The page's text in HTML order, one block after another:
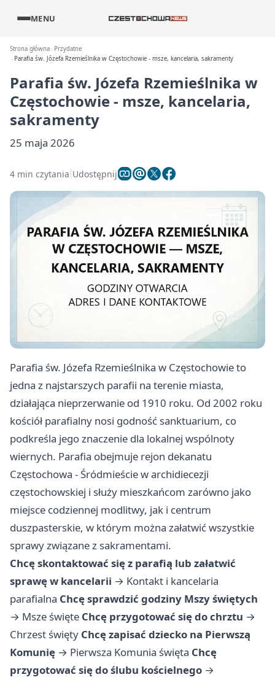
MENU
Strona główna
Przydatne
Parafia św. Józefa Rzemieślnika w Częstochowie - msze, kancelaria, sakramenty
Parafia św. Józefa Rzemieślnika w
Częstochowie - msze, kancelaria,
sakramenty
25 maja 2026
4 min czytania Udostępnij
Parafia św. Józefa Rzemieślnika w Częstochowie to
jedna z najstarszych parafii na terenie miasta,
działająca nieprzerwanie od 1910 roku. Od 2002 roku
kościół parafialny nosi godność sanktuarium, co
podkreśla jego znaczenie dla lokalnej wspólnoty
wiernych. Parafia obejmuje rejon dekanatu
Częstochowa - Śródmieście w archidiecezji
częstochowskiej i służy mieszkańcom zarówno jako
miejsce codziennej modlitwy, jak i centrum
duszpasterskie, w którym można załatwić wszystkie
sprawy związane z sakramentami.
Chcę skontaktować się z parafią lub załatwić
sprawę w kancelarii → Kontakt i kancelaria
parafialna Chcę sprawdzić godziny Mszy świętych
→ Msze święte Chcę przygotować się do chrztu →
Chrzest święty Chcę zapisać dziecko na Pierwszą
Komunię → Pierwsza Komunia święta Chcę
przygotować się do ślubu kościelnego →